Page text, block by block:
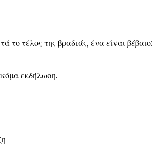
τέλος της βραδιάς, ένα είναι βέβαιο:
εκδήλωση.